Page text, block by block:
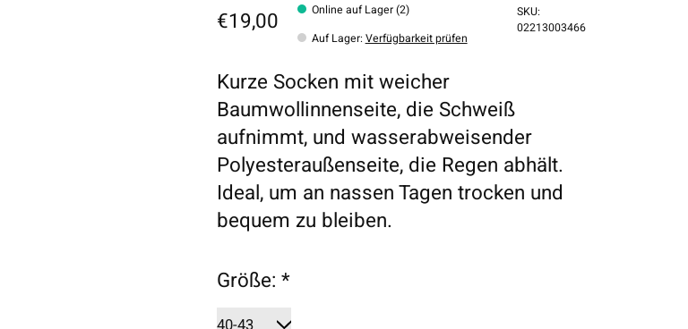
€19,00
Online auf Lager (2)
Auf Lager: Verfügbarkeit prüfen
SKU:
02213003466
Kurze Socken mit weicher
Baumwollinnenseite, die Schweiß
aufnimmt, und wasserabweisender
Polyesteraußenseite, die Regen abhält.
Ideal, um an nassen Tagen trocken und
bequem zu bleiben.
Größe:*